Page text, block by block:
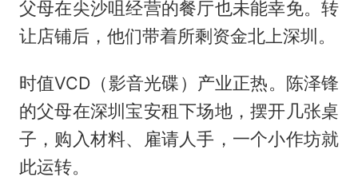
父母在尖沙咀经营的餐厅也未能幸免。转
让店铺后，他们带着所剩资金北上深圳。
时值VCD（影音光碟）产业正热。陈泽锋
的父母在深圳宝安租下场地，摆开几张桌
子，购入材料、雇请人手，一个小作坊就
此运转。